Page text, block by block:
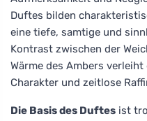
Duftes bilden
eine tiefe, samtige und
Kontrast zwischen der
Wärme des Ambers
Charakter und zeitlose
Die Basis des Duftes ist